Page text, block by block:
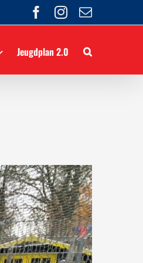
Facebook
Instagram
E-
mail
Jeugdplan 2.0